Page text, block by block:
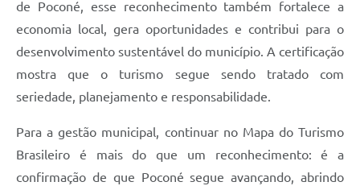
de Poconé, esse reconhecimento também fortalece a
economia local, gera oportunidades e contribui para o
desenvolvimento sustentável do município. A certificação
mostra que o turismo segue sendo tratado com
seriedade, planejamento e responsabilidade.
Para a gestão municipal, continuar no Mapa do Turismo
Brasileiro é mais do que um reconhecimento: é a
confirmação de que Poconé segue avançando, abrindo